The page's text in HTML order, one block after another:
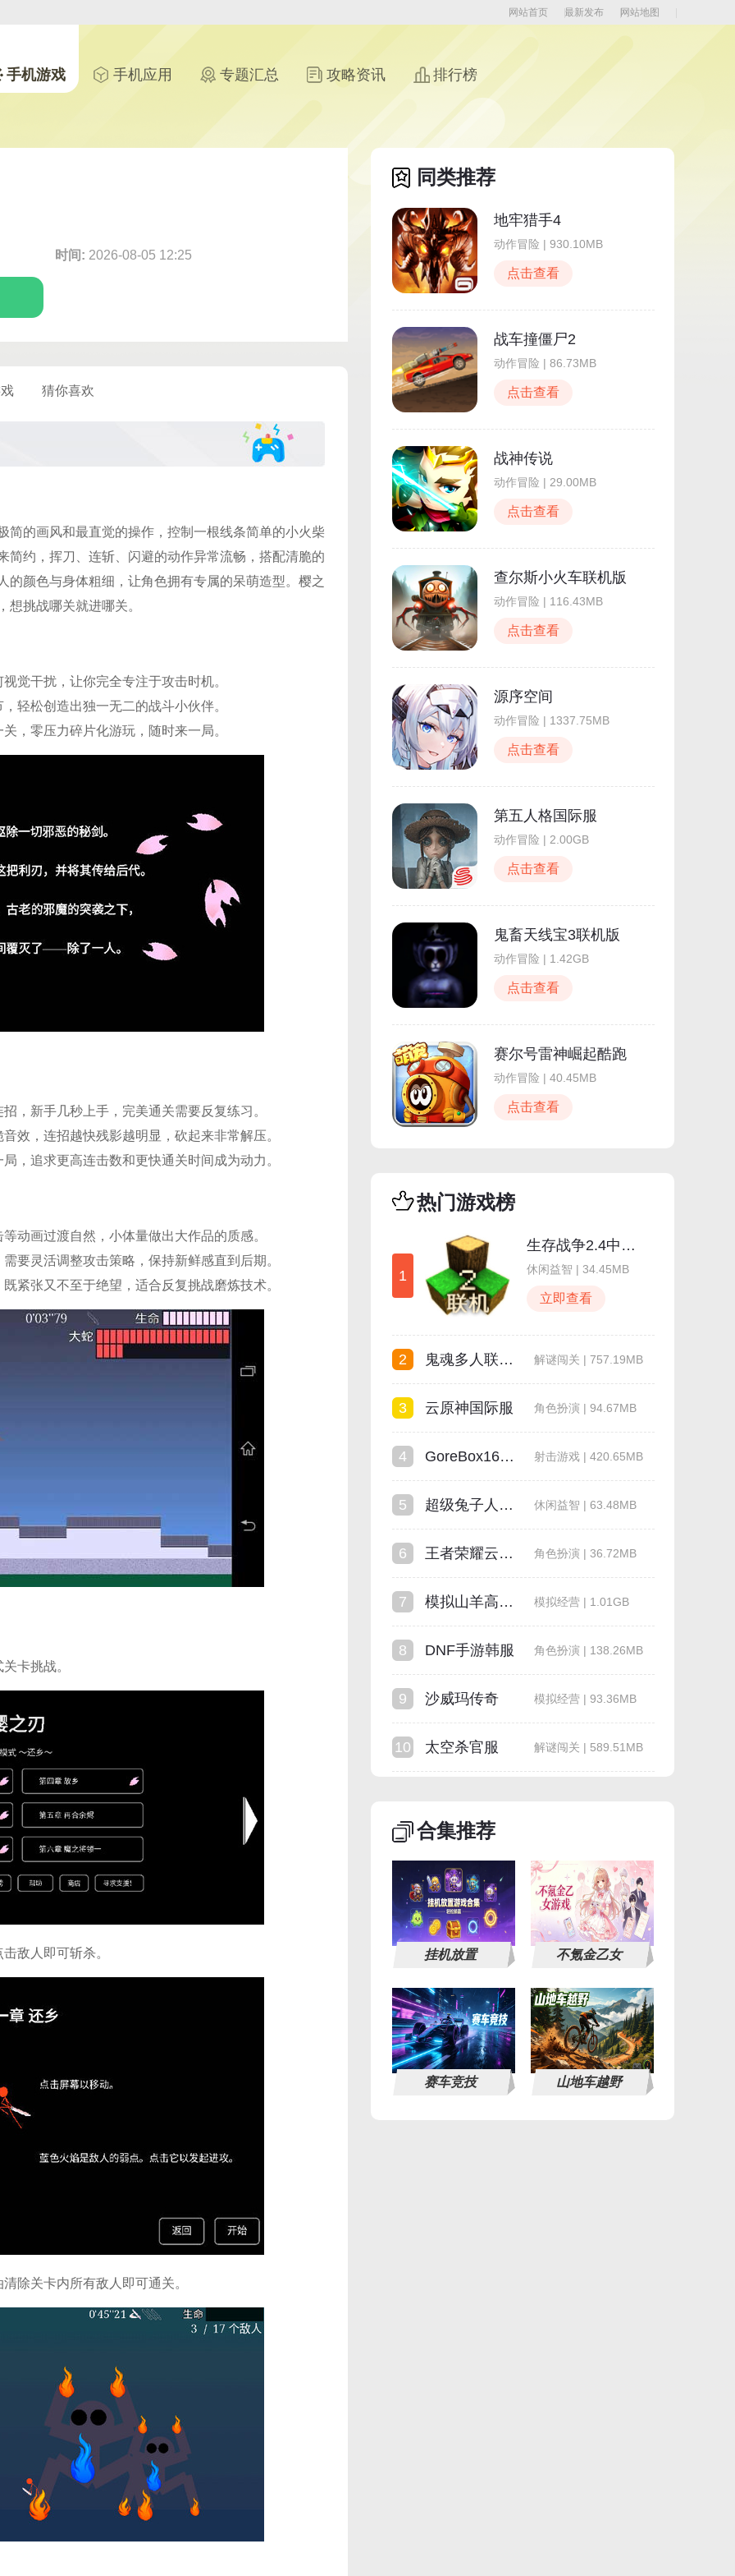
网站地图
最新发布
网站首页
手机游戏 手机应用 专题汇总 攻略资讯 排行榜
时间: 2026-08-05 12:25
猜你喜欢
的画风和最直觉的操作，控制一根线条简单的小火柴
约，挥刀、连斩、闪避的动作异常流畅，搭配清脆的
颜色与身体粗细，让角色拥有专属的呆萌造型。樱之
挑战哪关就进哪关。
觉干扰，让你完全专注于攻击时机。
轻松创造出独一无二的战斗小伙伴。
，零压力碎片化游玩，随时来一局。
，新手几秒上手，完美通关需要反复练习。
效，连招越快残影越明显，砍起来非常解压。
，追求更高连击数和更快通关时间成为动力。
动画过渡自然，小体量做出大作品的质感。
要灵活调整攻击策略，保持新鲜感直到后期。
紧张又不至于绝望，适合反复挑战磨炼技术。
卡挑战。
敌人即可斩杀。
除关卡内所有敌人即可通关。
同类推荐
地牢猎手4
动作冒险 | 930.10MB
点击查看
战车撞僵尸2
动作冒险 | 86.73MB
点击查看
战神传说
动作冒险 | 29.00MB
点击查看
查尔斯小火车联机版
动作冒险 | 116.43MB
点击查看
源序空间
动作冒险 | 1337.75MB
点击查看
第五人格国际服
动作冒险 | 2.00GB
点击查看
鬼畜天线宝3联机版
动作冒险 | 1.42GB
点击查看
赛尔号雷神崛起酷跑
动作冒险 | 40.45MB
点击查看
热门游戏榜
1
生存战争2.4中文版
休闲益智 | 34.45MB
立即查看
2 鬼魂多人联机版 解谜闯关 | 757.19MB
3 云原神国际服 角色扮演 | 94.67MB
4 GoreBox16.0最新版本 射击游戏 | 420.65MB
5 超级兔子人双人手机版 休闲益智 | 63.48MB
6 王者荣耀云游戏 角色扮演 | 36.72MB
7 模拟山羊高级版 模拟经营 | 1.01GB
8 DNF手游韩服 角色扮演 | 138.26MB
9 沙威玛传奇 模拟经营 | 93.36MB
10 太空杀官服 解谜闯关 | 589.51MB
合集推荐
挂机放置 不氪金乙女
赛车竞技 山地车越野